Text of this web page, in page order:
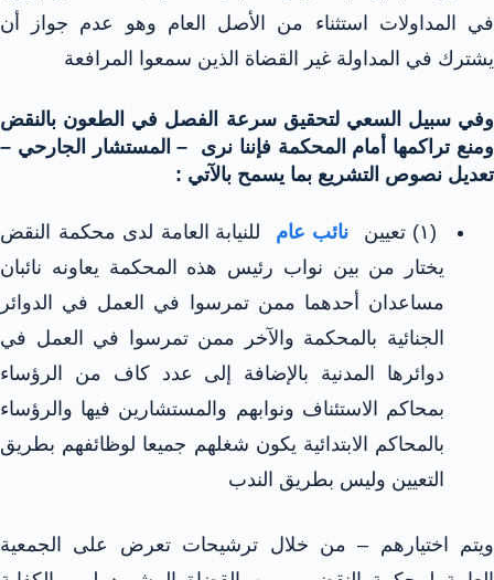
في المداولات استثناء من الأصل العام وهو عدم جواز أن
يشترك في المداولة غير القضاة الذين سمعوا المرافعة
وفي سبيل السعي لتحقيق سرعة الفصل في الطعون بالنقض
ومنع تراكمها أمام المحكمة فإننا نرى – المستشار الجارحي –
تعديل نصوص التشريع بما يسمح بالآتي :
(۱) تعيين نائب عام
للنيابة العامة لدى محكمة النقض
يختار من بين نواب رئيس هذه المحكمة يعاونه نائبان
مساعدان أحدهما ممن تمرسوا في العمل في الدوائر
الجنائية بالمحكمة والآخر ممن تمرسوا في العمل في
دوائرها المدنية بالإضافة إلى عدد كاف من الرؤساء
بمحاكم الاستئناف ونوابهم والمستشارين فيها والرؤساء
بالمحاكم الابتدائية يكون شغلهم جميعا لوظائفهم بطريق
التعيين وليس بطريق الندب
ويتم اختيارهم – من خلال ترشيحات تعرض على الجمعية